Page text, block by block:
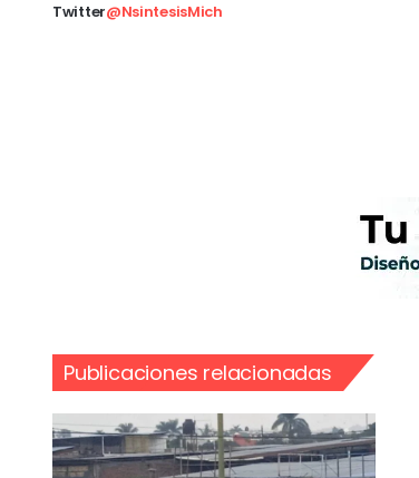
Twitter@NsintesisMich
Publicaciones relacionadas